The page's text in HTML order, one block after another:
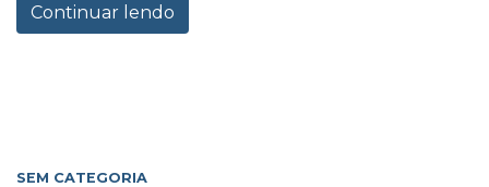
Continuar lendo
SEM CATEGORIA